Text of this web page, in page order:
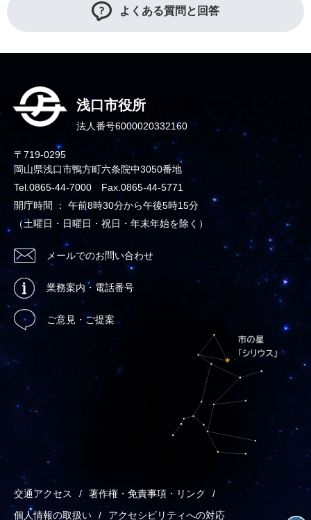
よくある質問と回答
浅口市役所
法人番号6000020332160
〒719-0295
岡山県浅口市鴨方町六条院中3050番地
Tel.0865-44-7000 Fax.0865-44-5771
開庁時間 ： 午前8時30分から午後5時15分
（土曜日・日曜日・祝日・年末年始を除く）
メールでのお問い合わせ
業務案内・電話番号
ご意見・ご提案
交通アクセス
著作権・免責事項・リンク
個人情報の取扱い
アクセシビリティへの対応